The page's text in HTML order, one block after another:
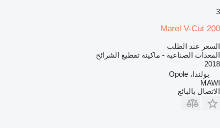
3
Marel V-Cut 200
السعر عند الطلب
المعدات الصناعية - ماكينة تقطيع الشرائح
2018
بولندا، Opole
MAWI
الاتصال بالبائع